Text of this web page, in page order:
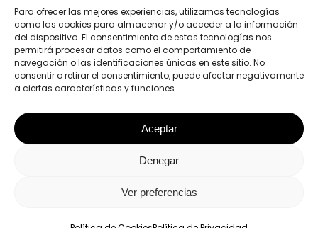
Para ofrecer las mejores experiencias, utilizamos tecnologías
como las cookies para almacenar y/o acceder a la información
del dispositivo. El consentimiento de estas tecnologías nos
permitirá procesar datos como el comportamiento de
navegación o las identificaciones únicas en este sitio. No
consentir o retirar el consentimiento, puede afectar negativamente
a ciertas características y funciones.
Aceptar
Denegar
Ver preferencias
TELÉFONO
91 011 35 70
630 70 51 87
info@consultorestecnicos.es
© 2026 Consultores Técnicos. -Política de Privacidad